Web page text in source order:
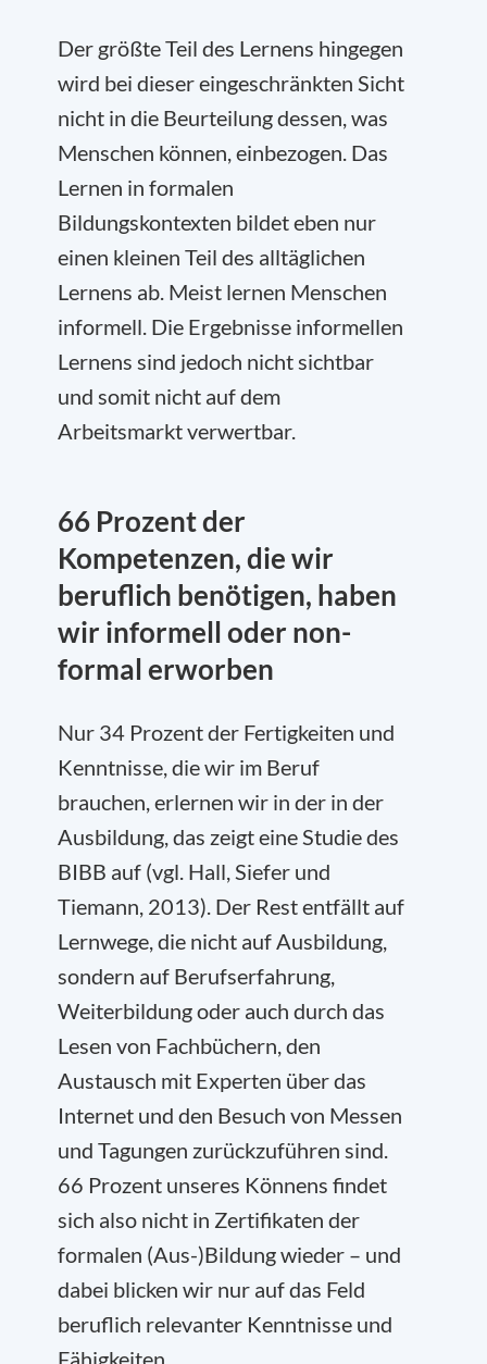
Der größte Teil des Lernens hingegen
wird bei dieser eingeschränkten Sicht
nicht in die Beurteilung dessen, was
Menschen können, einbezogen. Das
Lernen in formalen
Bildungskontexten bildet eben nur
einen kleinen Teil des alltäglichen
Lernens ab. Meist lernen Menschen
informell. Die Ergebnisse informellen
Lernens sind jedoch nicht sichtbar
und somit nicht auf dem
Arbeitsmarkt verwertbar.
66 Prozent der
Kompetenzen, die wir
beruflich benötigen, haben
wir informell oder non-
formal erworben
Nur 34 Prozent der Fertigkeiten und
Kenntnisse, die wir im Beruf
brauchen, erlernen wir in der in der
Ausbildung, das zeigt eine Studie des
BIBB auf (vgl. Hall, Siefer und
Tiemann, 2013). Der Rest entfällt auf
Lernwege, die nicht auf Ausbildung,
sondern auf Berufserfahrung,
Weiterbildung oder auch durch das
Lesen von Fachbüchern, den
Austausch mit Experten über das
Internet und den Besuch von Messen
und Tagungen zurückzuführen sind.
66 Prozent unseres Könnens findet
sich also nicht in Zertifikaten der
formalen (Aus-)Bildung wieder – und
dabei blicken wir nur auf das Feld
beruflich relevanter Kenntnisse und
Fähigkeiten.